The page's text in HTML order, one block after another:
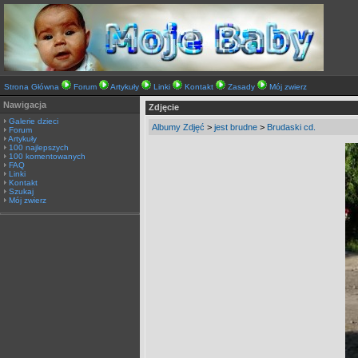
Strona Główna Forum Artykuły Linki Kontakt Zasady Mój zwierz
Nawigacja
Galerie dzieci
Forum
Artykuły
100 najlepszych
100 komentowanych
FAQ
Linki
Kontakt
Szukaj
Mój zwierz
Zdjęcie
Albumy Zdjęć > jest brudne > Brudaski cd.